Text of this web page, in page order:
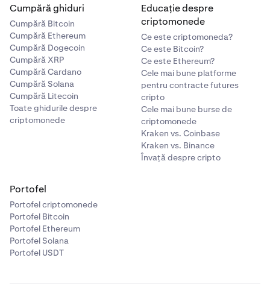
Cumpără ghiduri
Cumpără Bitcoin
Cumpără Ethereum
Cumpără Dogecoin
Cumpără XRP
Cumpără Cardano
Cumpără Solana
Cumpără Litecoin
Toate ghidurile despre
criptomonede
Educație despre
criptomonede
Ce este criptomoneda?
Ce este Bitcoin?
Ce este Ethereum?
Cele mai bune platforme
pentru contracte futures
cripto
Cele mai bune burse de
criptomonede
Kraken vs. Coinbase
Kraken vs. Binance
Învață despre cripto
Portofel
Portofel criptomonede
Portofel Bitcoin
Portofel Ethereum
Portofel Solana
Portofel USDT